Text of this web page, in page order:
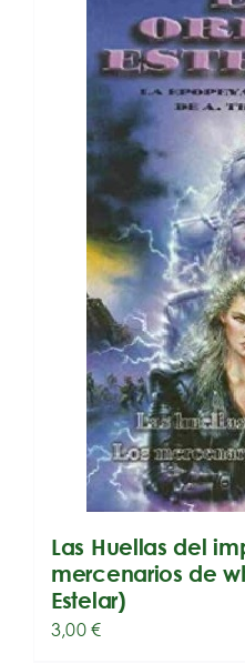
Las Huellas del
mercenarios de
Estelar)
3,00€